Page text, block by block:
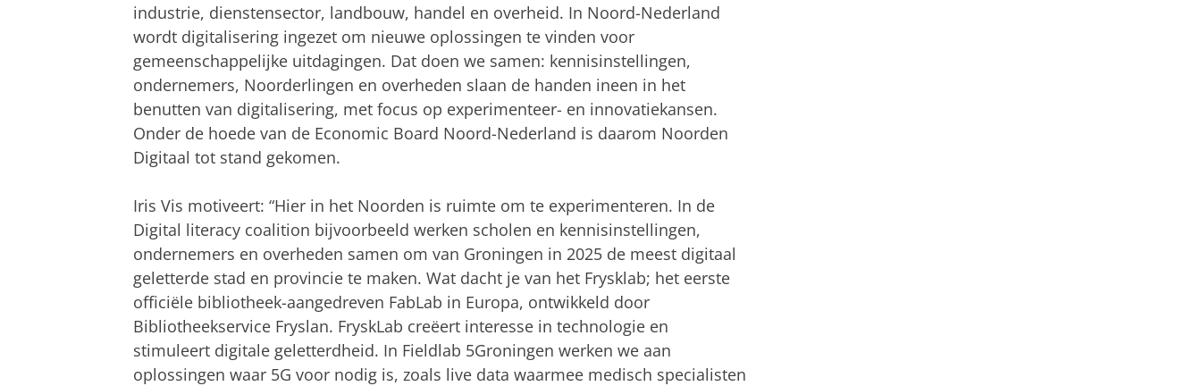
industrie, dienstensector, landbouw, handel en overheid. In Noord-Nederland
wordt digitalisering ingezet om nieuwe oplossingen te vinden voor
gemeenschappelijke uitdagingen. Dat doen we samen: kennisinstellingen,
ondernemers, Noorderlingen en overheden slaan de handen ineen in het
benutten van digitalisering, met focus op experimenteer- en innovatiekansen.
Onder de hoede van de Economic Board Noord-Nederland is daarom Noorden
Digitaal tot stand gekomen.
Iris Vis motiveert: “Hier in het Noorden is ruimte om te experimenteren. In de
Digital literacy coalition bijvoorbeeld werken scholen en kennisinstellingen,
ondernemers en overheden samen om van Groningen in 2025 de meest digitaal
geletterde stad en provincie te maken. Wat dacht je van het Frysklab; het eerste
officiële bibliotheek-aangedreven FabLab in Europa, ontwikkeld door
Bibliotheekservice Fryslan. FryskLab creëert interesse in technologie en
stimuleert digitale geletterdheid. In Fieldlab 5Groningen werken we aan
oplossingen waar 5G voor nodig is, zoals live data waarmee medisch specialisten